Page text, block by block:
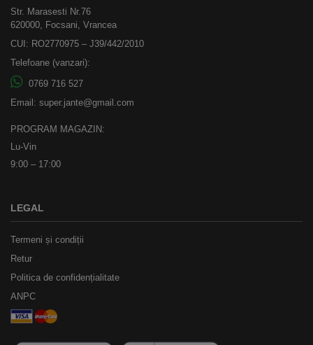
Str. Marasesti Nr.76
620000, Focsani, Vrancea
CUI: RO2770975 – J39/442/2010
Telefoane (vanzari):
0769 716 527
Email: super.jante@gmail.com
PROGRAM MAGAZIN:
Lu-Vin
9:00 – 17:00
LEGAL
Termeni și condiții
Retur
Politica de confidențialitate
ANPC